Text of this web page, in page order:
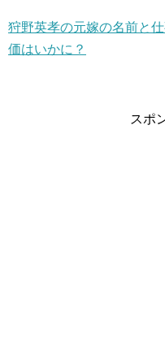
狩野英孝の元嫁の名前と
価はいかに？
スポ